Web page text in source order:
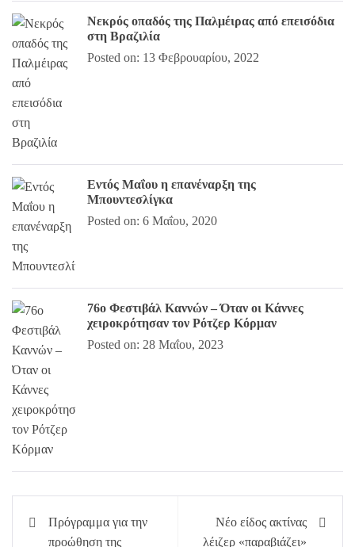
Νεκρός οπαδός της Παλμέιρας από επεισόδια
στη Βραζιλία
Posted on: 13 Φεβρουαρίου, 2022
Εντός Μαΐου η επανέναρξη της
Μπουντεσλίγκα
Posted on: 6 Μαΐου, 2020
76ο Φεστιβάλ Καννών – Όταν οι Κάννες
χειροκρότησαν τον Ρότζερ Κόρμαν
Posted on: 28 Μαΐου, 2023
Πλοήγηση
άρθρων
Πρόγραμμα για την
προώθηση της
Νέo είδος ακτίνας
λέιζερ «παραβιάζει»